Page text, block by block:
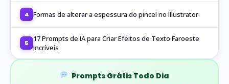
4 Formas de alterar a espessura do pincel no Illustrator
5
17 Prompts de IA para Criar Efeitos de Texto Faroeste
Incríveis
Prompts Grátis Todo Dia